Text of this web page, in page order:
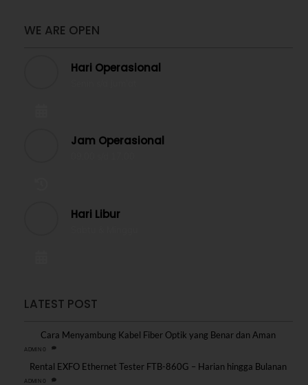
WE ARE OPEN
Hari Operasional
Jam Operasional
Hari Libur
LATEST POST
Cara Menyambung Kabel Fiber Optik yang Benar dan Aman
ADMIN 0
Rental EXFO Ethernet Tester FTB-860G – Harian hingga Bulanan
ADMIN 0